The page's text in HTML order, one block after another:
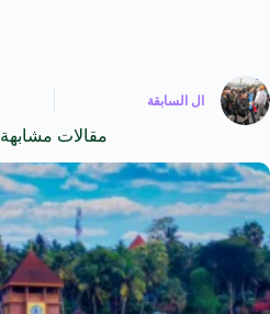
ال السابقة
مقالات مشابهة